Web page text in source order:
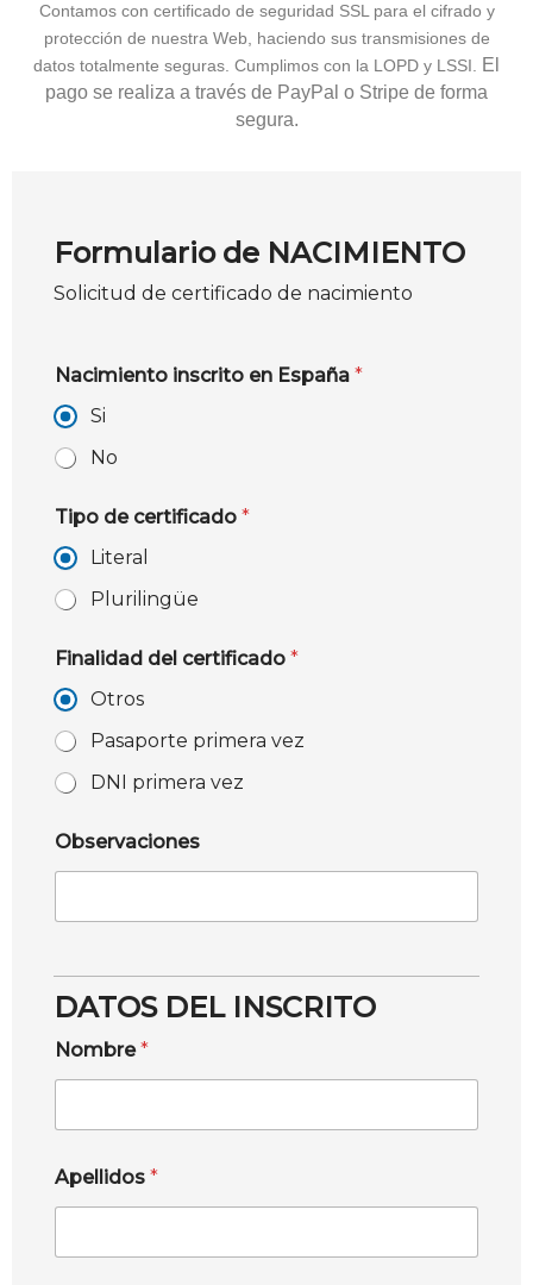
Contamos con certificado de seguridad SSL para el cifrado y
protección de nuestra Web, haciendo sus transmisiones de
datos totalmente seguras. Cumplimos con la LOPD y LSSI.
El
pago se realiza a través de PayPal o Stripe de forma
segura.
Formulario de NACIMIENTO
Solicitud de certificado de nacimiento
Nacimiento inscrito en España *
Si
No
Tipo de certificado *
Literal
Plurilingüe
Finalidad del certificado *
Otros
Pasaporte primera vez
DNI primera vez
Observaciones
DATOS DEL INSCRITO
Nombre*
Apellidos *